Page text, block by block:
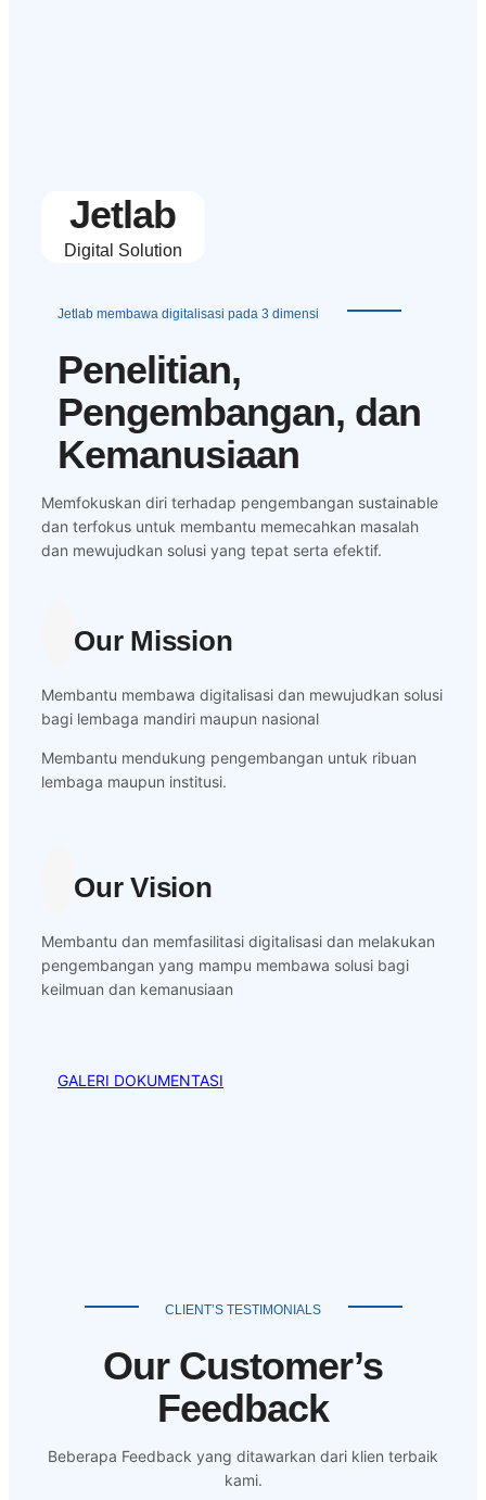
Jetlab
Digital Solution
Jetlab membawa digitalisasi pada 3 dimensi
Penelitian,
Pengembangan, dan
Kemanusiaan
Memfokuskan diri terhadap pengembangan sustainable
dan terfokus untuk membantu memecahkan masalah
dan mewujudkan solusi yang tepat serta efektif.
Our Mission
Membantu membawa digitalisasi dan mewujudkan solusi
bagi lembaga mandiri maupun nasional
Membantu mendukung pengembangan untuk ribuan
lembaga maupun institusi.
Our Vision
Membantu dan memfasilitasi digitalisasi dan melakukan
pengembangan yang mampu membawa solusi bagi
keilmuan dan kemanusiaan
GALERI DOKUMENTASI
CLIENT’S TESTIMONIALS
Our Customer’s
Feedback
Beberapa Feedback yang ditawarkan dari klien terbaik
kami.